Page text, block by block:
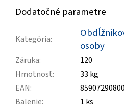
Dodatočné parametre
Kategória:
osoby
Záruka:
120
Hmotnosť:
33 kg
EAN:
Balenie:
1 ks